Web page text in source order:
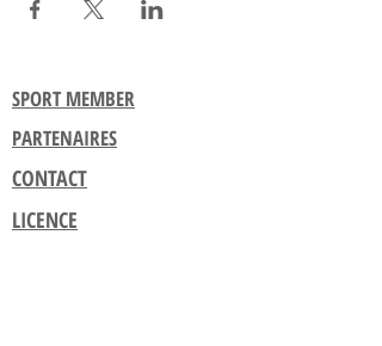
SPORT MEMBER
PARTENAIRES
CONTACT
LICENCE